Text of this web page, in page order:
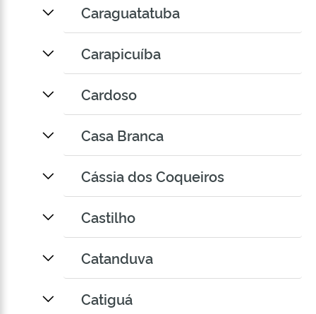
Caraguatatuba
Carapicuíba
Cardoso
Casa Branca
Cássia dos Coqueiros
Castilho
Catanduva
Catiguá